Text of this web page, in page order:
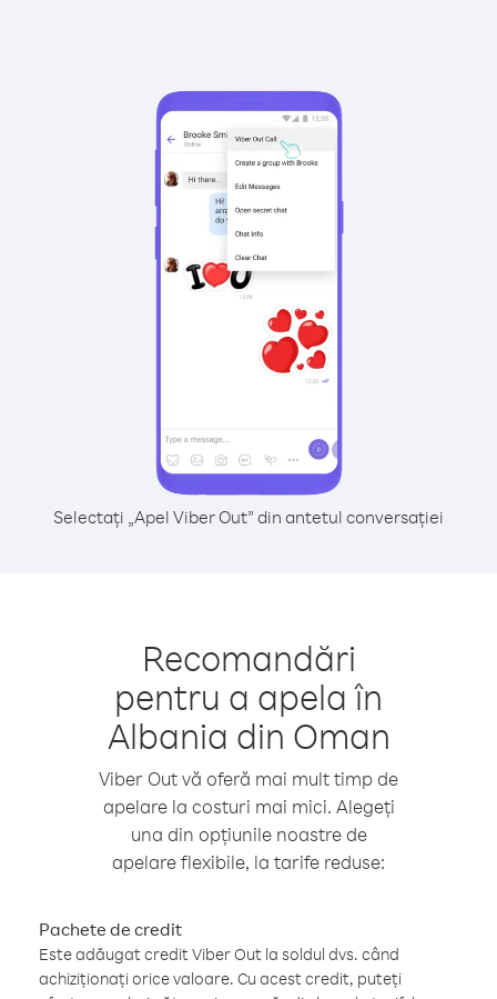
Selectați „Apel Viber Out” din antetul conversației
Recomandări
pentru a apela în
Albania din Oman
Viber Out vă oferă mai mult timp de
apelare la costuri mai mici. Alegeți
una din opțiunile noastre de
apelare flexibile, la tarife reduse:
Pachete de credit
Este adăugat credit Viber Out la soldul dvs. când
achiziționați orice valoare. Cu acest credit, puteți